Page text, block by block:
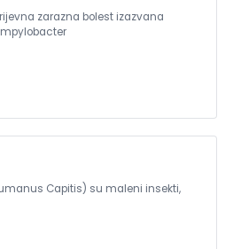
zarazna bolest izazvana
Capitis) su maleni insekti,